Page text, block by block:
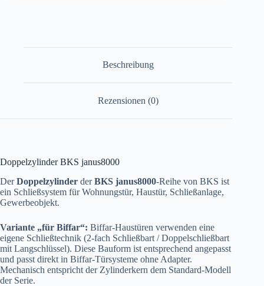
Beschreibung
Rezensionen (0)
Doppelzylinder BKS janus8000
DerDoppelzylinder derBKS janus8000-Reihe von BKS ist
ein Schließsystem für Wohnungstür, Haustür, Schließanlage,
Gewerbeobjekt.
Variante „für Biffar“: Biffar-Haustüren verwenden eine
eigene Schließtechnik (2-fach Schließbart / Doppelschließbart
mit Langschlüssel). Diese Bauform ist entsprechend angepasst
und passt direkt in Biffar-Türsysteme ohne Adapter.
Mechanisch entspricht der Zylinderkern dem Standard-Modell
der Serie.